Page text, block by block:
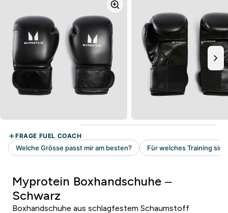
Myprotein Boxhandschuhe –
Schwarz
Boxhandschuhe aus schlagfestem Schaumstoff